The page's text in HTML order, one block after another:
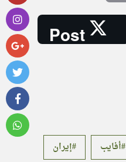
Post
أفايب
إيران